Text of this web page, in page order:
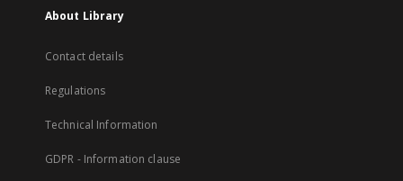
About Library
Contact details
Regulations
Technical Information
GDPR - Information clause